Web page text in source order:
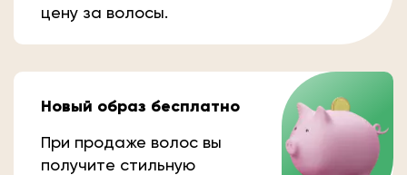
цену за волосы.
Новый образ бесплатно
При продаже волос вы
получите стильную